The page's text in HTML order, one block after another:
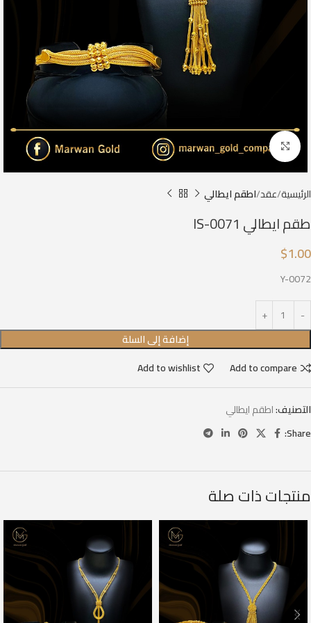
Click to enlarge
الرئيسية عقد اطقم ايطالي
طقم ايطالي IS-0071
$1.00
Y-0072
إضافة إلى السلة
Add to compare
Add to wishlist
التصنيف:اطقم ايطالي
Share:
منتجات ذات صلة